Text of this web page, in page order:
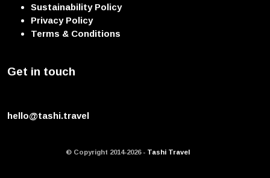
Sustainability Policy
Privacy Policy
Terms & Conditions
Get in touch
hello@tashi.travel
© Copyright 2014-2026 - Tashi Travel